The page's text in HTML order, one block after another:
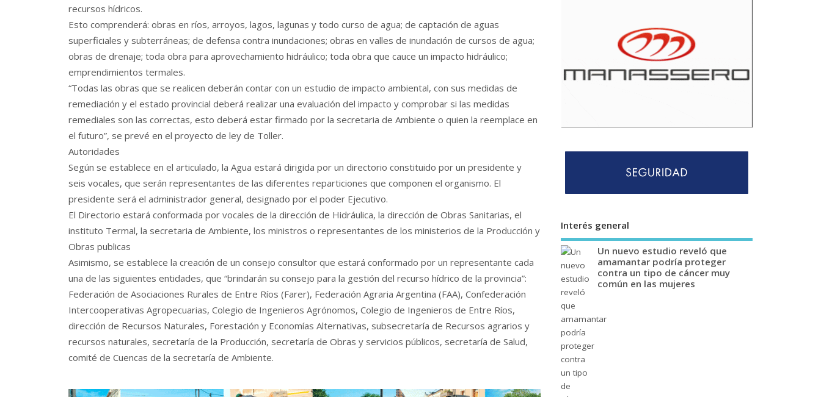
recursos hídricos.
Esto comprenderá: obras en ríos, arroyos, lagos, lagunas y todo curso de agua; de captación de aguas
superficiales y subterráneas; de defensa contra inundaciones; obras en valles de inundación de cursos de agua;
obras de drenaje; toda obra para aprovechamiento hidráulico; toda obra que cauce un impacto hidráulico;
emprendimientos termales.
“Todas las obras que se realicen deberán contar con un estudio de impacto ambiental, con sus medidas de
remediación y el estado provincial deberá realizar una evaluación del impacto y comprobar si las medidas
remediales son las correctas, esto deberá estar firmado por la secretaria de Ambiente o quien la reemplace en
el futuro”, se prevé en el proyecto de ley de Toller.
Autoridades
Según se establece en el articulado, la Agua estará dirigida por un directorio constituido por un presidente y
seis vocales, que serán representantes de las diferentes reparticiones que componen el organismo. El
presidente será el administrador general, designado por el poder Ejecutivo.
El Directorio estará conformada por vocales de la dirección de Hidráulica, la dirección de Obras Sanitarias, el
instituto Termal, la secretaria de Ambiente, los ministros o representantes de los ministerios de la Producción y
Obras publicas
Asimismo, se establece la creación de un consejo consultor que estará conformado por un representante cada
una de las siguientes entidades, que “brindarán su consejo para la gestión del recurso hídrico de la provincia”:
Federación de Asociaciones Rurales de Entre Ríos (Farer), Federación Agraria Argentina (FAA), Confederación
Intercooperativas Agropecuarias, Colegio de Ingenieros Agrónomos, Colegio de Ingenieros de Entre Ríos,
dirección de Recursos Naturales, Forestación y Economías Alternativas, subsecretaría de Recursos agrarios y
recursos naturales, secretaría de la Producción, secretaría de Obras y servicios públicos, secretaría de Salud,
comité de Cuencas de la secretaría de Ambiente.
Interés general
Un nuevo estudio reveló que
amamantar podría proteger
contra un tipo de cáncer muy
común en las mujeres